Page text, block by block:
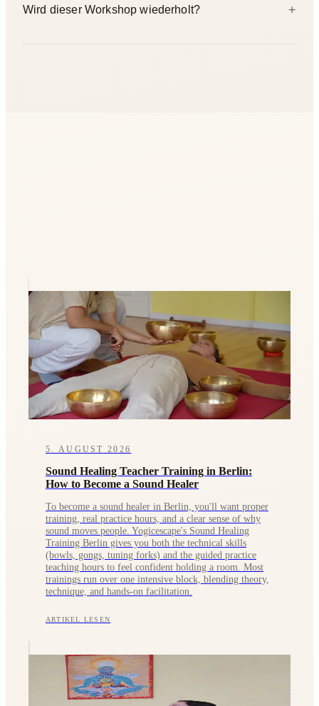
Wird dieser Workshop wiederholt? +
5. AUGUST 2026
Sound Healing Teacher Training in Berlin:
How to Become a Sound Healer
To become a sound healer in Berlin, you'll want proper
training, real practice hours, and a clear sense of why
sound moves people. Yogicescape's Sound Healing
Training Berlin gives you both the technical skills
(bowls, gongs, tuning forks) and the guided practice
teaching hours to feel confident holding a room. Most
trainings run over one intensive block, blending theory,
technique, and hands-on facilitation.
ARTIKEL LESEN